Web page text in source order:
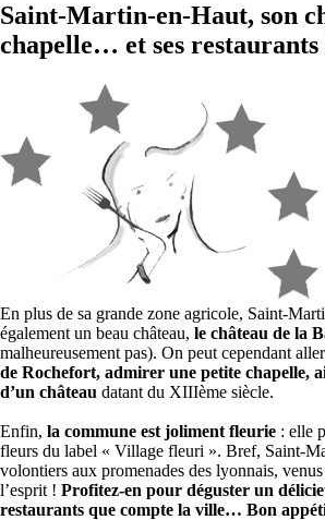
Saint-Martin-en-Haut, son
chapelle… et ses restaurants
En plus de sa grande zone agricole, Saint-
également un beau château, le château de la
malheureusement pas). On peut cependant
de Rochefort, admirer une petite chapelle,
d’un château datant du XIIIème siècle.
Enfin, la commune est joliment fleurie : elle
fleurs du label « Village fleuri ». Bref, Saint-
volontiers aux promenades des lyonnais, venus
l’esprit ! Profitez-en pour déguster un
restaurants que compte la ville… Bon